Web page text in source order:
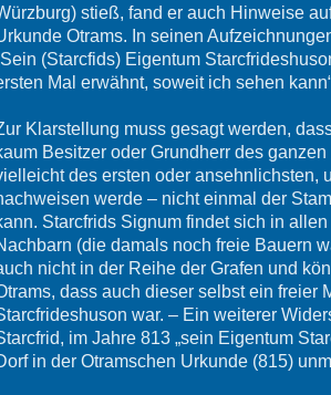
stieß, fand er auch Hinweise
Otrams. In seinen
(Starcfids) Eigentum
Mal erwähnt, soweit ich sehen
Klarstellung muss gesagt werden,
Besitzer oder Grundherr des
des ersten oder ansehnlichsten,
werde – nicht einmal der
Starcfrids Signum findet sich in
(die damals noch freie Bauern
nicht in der Reihe der Grafen und
dass auch dieser selbst ein freier
war. – Ein weiterer
im Jahre 813 „sein Eigentum
in der Otramschen Urkunde (815)